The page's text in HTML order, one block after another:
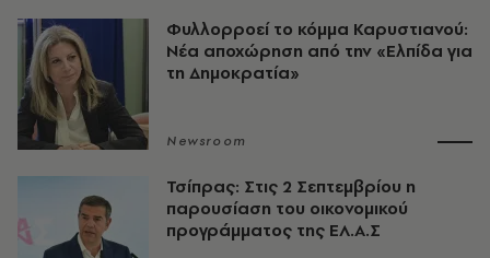
Φυλλορροεί το κόμμα Καρυστιανού:
Νέα αποχώρηση από την «Ελπίδα για
τη Δημοκρατία»
Newsroom
Τσίπρας: Στις 2 Σεπτεμβρίου η
παρουσίαση του οικονομικού
προγράμματος της ΕΛ.Α.Σ